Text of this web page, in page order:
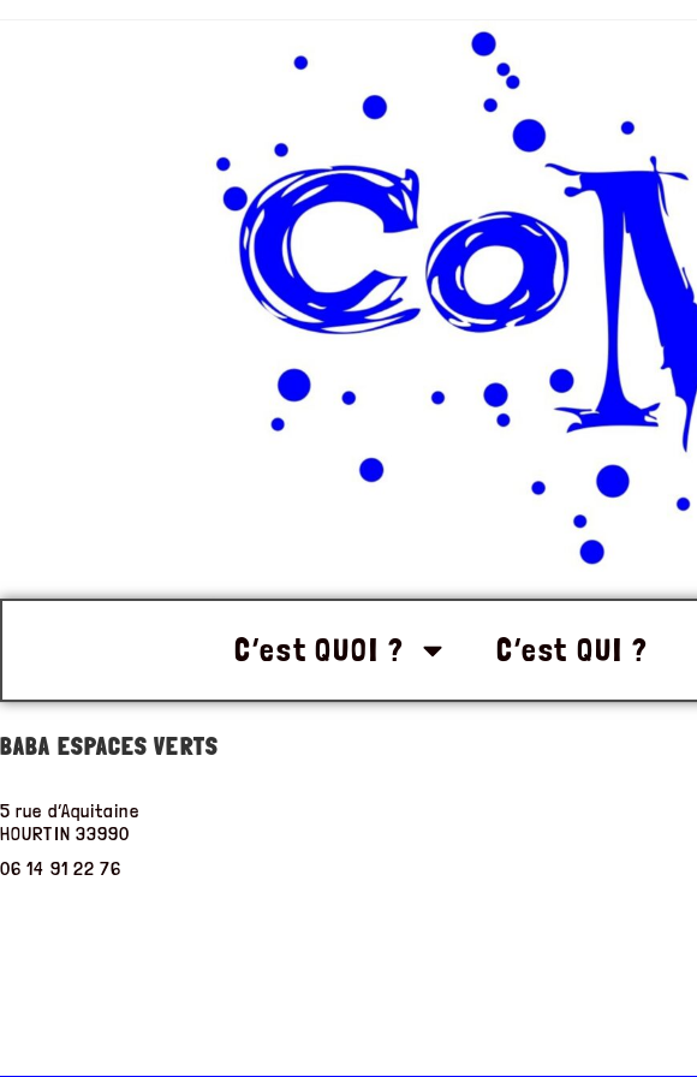
C’est QUOI ? C’est QUI ?
BABA ESPACES VERTS
5 rue d’Aquitaine
HOURTIN 33990
06 14 91 22 76